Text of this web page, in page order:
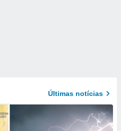
Últimas notícias